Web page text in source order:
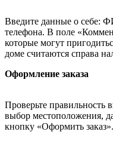
Введите данные о себе:
телефона. В поле
которые могут
доме считаются справа
Оформление заказа
Проверьте правильность
выбор местоположения,
кнопку «Оформить заказ».